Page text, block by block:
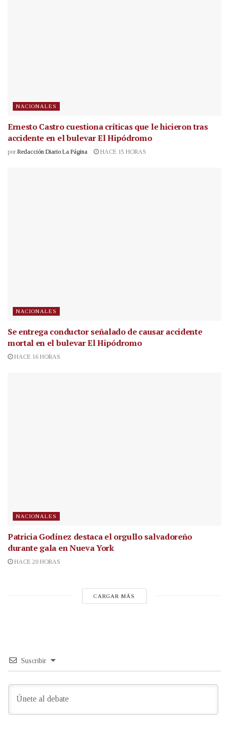
NACIONALES
Ernesto Castro cuestiona críticas que le hicieron tras
accidente en el bulevar El Hipódromo
por Redacción Diario La Página HACE 15 HORAS
NACIONALES
Se entrega conductor señalado de causar accidente
mortal en el bulevar El Hipódromo
HACE 16 HORAS
NACIONALES
Patricia Godínez destaca el orgullo salvadoreño
durante gala en Nueva York
HACE 20 HORAS
CARGAR MÁS
Suscribir